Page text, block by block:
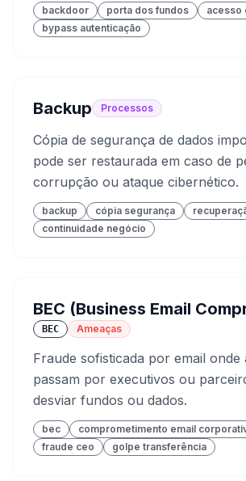
backdoor porta dos fundos
acesso
bypass autenticação
Backup Processos
Cópia de segurança de dados
pode ser restaurada em caso de
corrupção ou ataque cibernético.
backup cópia segurança
continuidade negócio
BEC (Business Email
BEC Ameaças
Fraude sofisticada por email onde
passam por executivos ou
desviar fundos ou dados.
bec
comprometimento email
fraude ceo
golpe transferência